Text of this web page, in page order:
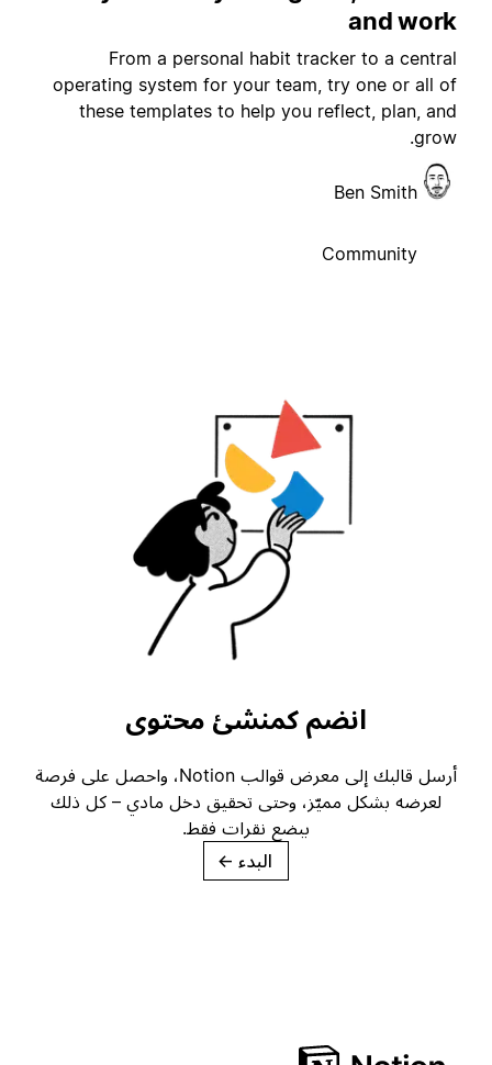
and
From a personal habit tracker to a
operating system for your team, try one or all
these templates to help you reflect, plan,
Ben Smith
Community
انضم كمنشئ محتوى
أرسل قالبك إلى معرض قوالب Notion، واحصل على فرصة
لعرضه بشكل مميّز، وحتى تحقيق دخل مادي – كل ذلك
ببضع نقرات فقط.
→